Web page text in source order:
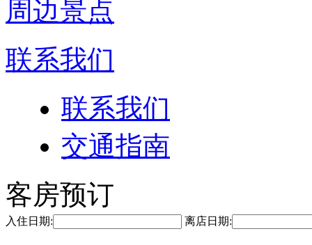
周边景点
联系我们
联系我们
交通指南
客房预订
入住日期: 离店日期: